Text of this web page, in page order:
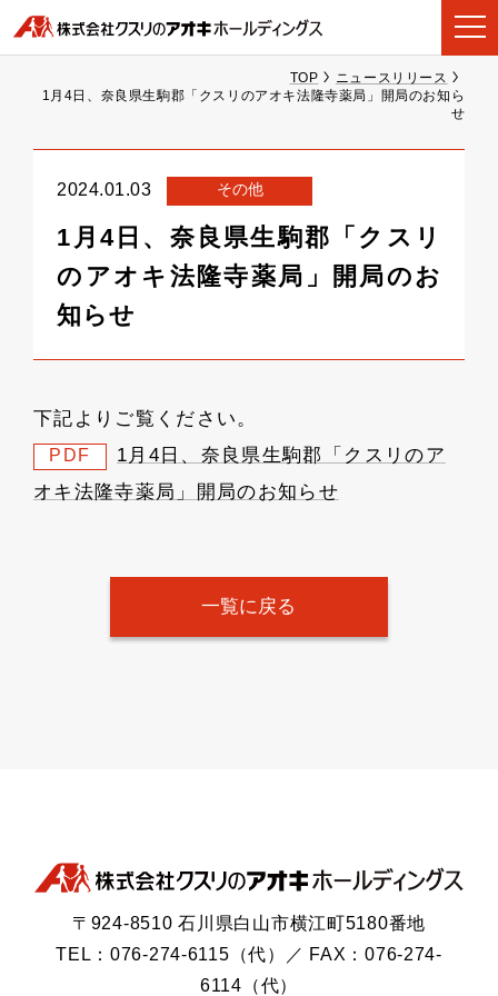
TOP
ニュースリリース
1月4日、奈良県生駒郡「クスリのアオキ法隆寺薬局」開局のお知ら
せ
2024.01.03 その他
1月4日、奈良県生駒郡「クスリ
のアオキ法隆寺薬局」開局のお
知らせ
下記よりご覧ください。
PDF
1月4日、奈良県生駒郡「クスリのア
オキ法隆寺薬局」開局のお知らせ
一覧に戻る
〒924-8510 石川県白山市横江町5180番地
TEL：076-274-6115（代）／ FAX：076-274-
6114（代）